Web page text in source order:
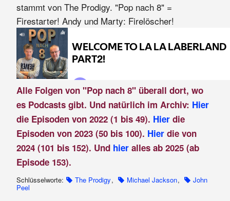
stammt von The Prodigy. "Pop nach 8" =
Firestarter! Andy und Marty: Firelöscher!
Alle Folgen von "Pop nach 8" überall dort, wo
es Podcasts gibt. Und natürlich im Archiv: Hier
die Episoden von 2022 (1 bis 49). Hierdie
Episoden von 2023 (50 bis 100). Hier die von
2024 (101 bis 152). Und hier alles ab 2025 (ab
Episode 153).
Schlüsselworte: The Prodigy, Michael Jackson, John
Peel